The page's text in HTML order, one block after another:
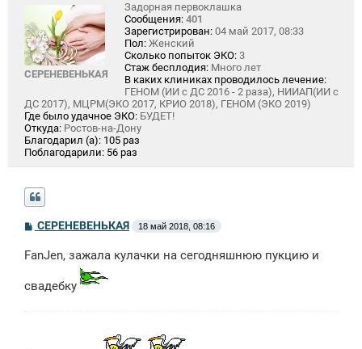
СЕРЕНЕВЕНЬКАЯ
Задорная первоклашка
Сообщения: 401
Зарегистрирован: 04 май 2017, 08:33
Пол: Женский
Сколько попыток ЭКО: 3
Стаж бесплодия: Много лет
В каких клиниках проводилось лечение:
ГЕНОМ (ИИ с ДС 2016 - 2 раза), НИИАП(ИИ с
ДС 2017), МЦРМ(ЭКО 2017, КРИО 2018), ГЕНОМ (ЭКО 2019)
Где было удачное ЭКО: БУДЕТ!
Откуда: Ростов-на-Дону
Благодарил (а): 105 раз
Поблагодарили: 56 раз
С
б
н
СЕРЕНЕВЕНЬКАЯ 18 май 2018, 08:16
FanJen, зажала кулачки на сегодняшнюю пукцию и
свадебку